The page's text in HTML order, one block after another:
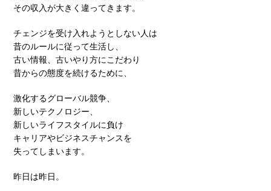
その収入が大きく違ってきます。
チェンジを受け入れようとしない人は
昔のルールに従って生活し、
古い情報、古いやり方にこだわり
昔からの態度を続けるために、
激化するグローバル競争、
新しいテクノロジー、
新しいライフスタイルに負け
キャリアやビジネスチャンスを
失ってしまいます。
昨日は昨日。